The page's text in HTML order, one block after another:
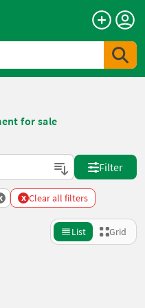
for sale
Filter
x Clear all filters
List Grid